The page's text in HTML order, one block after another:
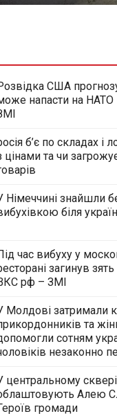
США
напасти на
б’є по складах і
цінами та чи
Німеччині знайшли
біля
час вибуху у
загинув
рф – ЗМІ
Молдові затримали
та
сотням
незаконно
центральному
Алею
громади